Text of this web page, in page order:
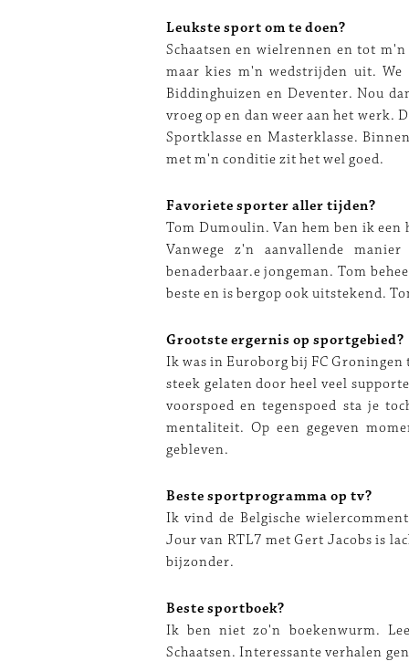
Leukste sport om te doen?
Schaatsen en wielrennen en tot
maar kies m'n wedstrijden uit.
Biddinghuizen en Deventer. Nou
vroeg op en dan weer aan het werk.
Sportklasse en Masterklasse.
met m'n conditie zit het wel
Favoriete sporter aller tijden?
Tom Dumoulin. Van hem ben ik
Vanwege z'n aanvallende
benaderbaar.e jongeman. Tom
beste en is bergop ook
Grootste ergernis op sportgebied?
Ik was in Euroborg bij FC Groningen
steek gelaten door heel veel
voorspoed en tegenspoed sta je
mentaliteit. Op een gegeven
gebleven.
Beste sportprogramma op tv?
Ik vind de Belgische
Jour van RTL7 met Gert Jacobs is
bijzonder.
Beste sportboek?
Ik ben niet zo'n boekenwurm.
Schaatsen. Interessante verhalen